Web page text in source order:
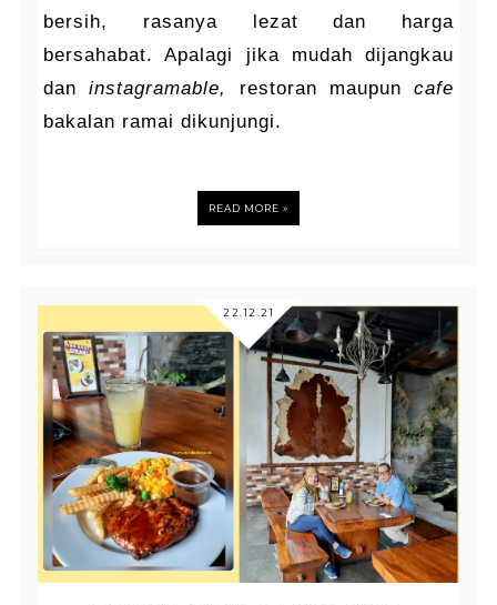
bersih, rasanya lezat dan harga
bersahabat. Apalagi jika mudah dijangkau
daninstagramable, restoran maupuncafe
bakalan ramai dikunjungi.
READ MORE »
22.12.21